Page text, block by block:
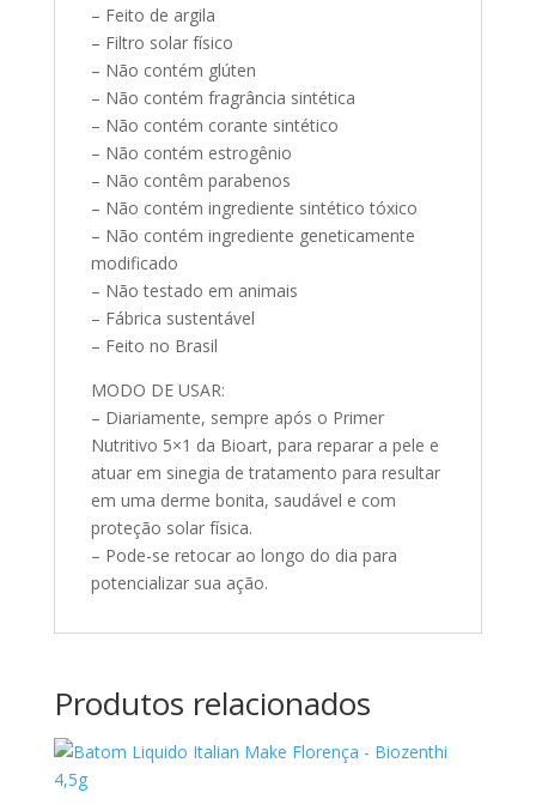
– Feito de argila
– Filtro solar físico
– Não contém glúten
– Não contém fragrância sintética
– Não contém corante sintético
– Não contém estrogênio
– Não contêm parabenos
– Não contém ingrediente sintético tóxico
– Não contém ingrediente geneticamente
modificado
– Não testado em animais
– Fábrica sustentável
– Feito no Brasil
MODO DE USAR:
– Diariamente, sempre após o Primer
Nutritivo 5×1 da Bioart, para reparar a pele e
atuar em sinegia de tratamento para resultar
em uma derme bonita, saudável e com
proteção solar física.
– Pode-se retocar ao longo do dia para
potencializar sua ação.
Produtos relacionados